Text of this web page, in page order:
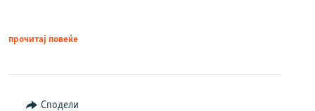
прочитај повеќе
Сподели